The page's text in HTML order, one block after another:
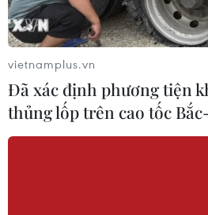
Đà Nẵng: Tìm thấy 3 bộ hài
từ nguồn tin của người dân
Ban đại diện cha mẹ học sinh
vietnamplus.vn
Đã xác định phương tiện
thủng lốp trên cao tốc